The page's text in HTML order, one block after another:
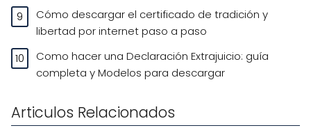
Cómo descargar el certificado de tradición y
libertad por internet paso a paso
Como hacer una Declaración Extrajuicio: guía
completa y Modelos para descargar
Articulos Relacionados